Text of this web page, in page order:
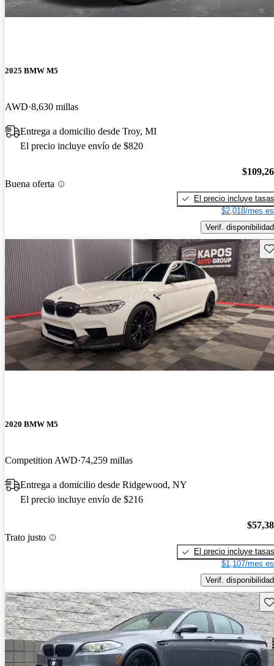
2025 BMW M5
AWD 8,630 millas
Entrega a domicilio desde Troy, MI
El precio incluye envío de $820
Buena oferta
El precio incluye tasas
$2,018/mes
Verif. disponibilidad
2020 BMW M5
Competition AWD 74,259 millas
Entrega a domicilio desde Ridgewood, NY
El precio incluye envío de $216
Trato justo
El precio incluye tasas
$1,107/mes
Verif. disponibilidad